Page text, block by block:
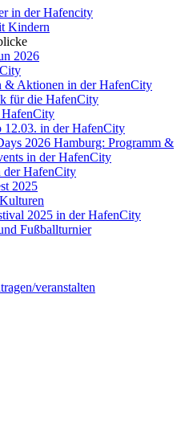
in der Hafencity
Kindern
2026
& Aktionen in der HafenCity
für die HafenCity
HafenCity
12.03. in der HafenCity
2026 Hamburg: Programm &
in der HafenCity
der HafenCity
2025
2025 in der HafenCity
Fußballturnier
veranstalten